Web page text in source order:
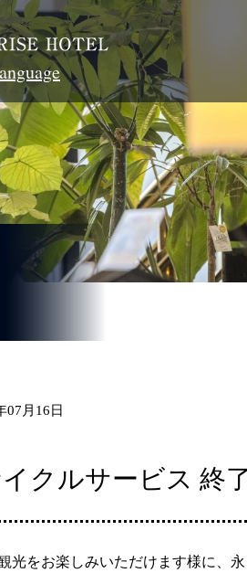
07月16日
クルサービス 終
光をお楽しみいただけます様に、